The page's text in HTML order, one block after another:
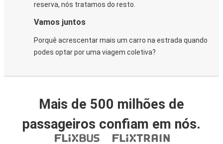
reserva, nós tratamos do resto.
Vamos juntos
Porquê acrescentar mais um carro na estrada quando
podes optar por uma viagem coletiva?
Mais de 500 milhões de
passageiros confiam em nós.